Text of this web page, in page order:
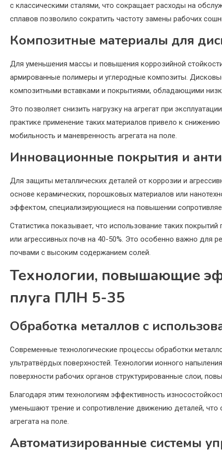
с классическими сталями, что сокращает расходы на
сплавов позволило сократить частоту замены рабочих
Композитные материалы для
Для уменьшения массы и повышения коррозийной
армированные полимеры и углеродные композиты.
композитными вставками и покрытиями, обладающими
Это позволяет снизить нагрузку на агрегат при
практике применение таких материалов привело к
мобильность и маневренность агрегата на поле.
Инновационные покрытия и
Для защиты металлических деталей от коррозии и
основе керамических, порошковых материалов или
эффектом, специализирующиеся на повышении
Статистика показывает, что использование таких
или агрессивных почв на 40-50%. Это особенно важно для
почвами с высоким содержанием солей.
Технологии, повышающие
плуга ПЛН 5-35
Обработка металлов с
Современные технологические процессы обработки
ультратвёрдых поверхностей. Технологии ионного
поверхности рабочих органов структурированные слои,
Благодаря этим технологиям эффективность
уменьшают трение и сопротивление движению деталей,
агрегата на поле.
Автоматизированные системы